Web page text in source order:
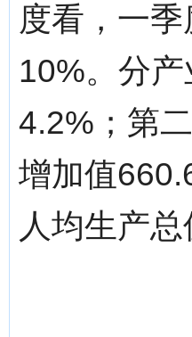
度看，一
10%。分
4.2%；第
增加值
人均生产